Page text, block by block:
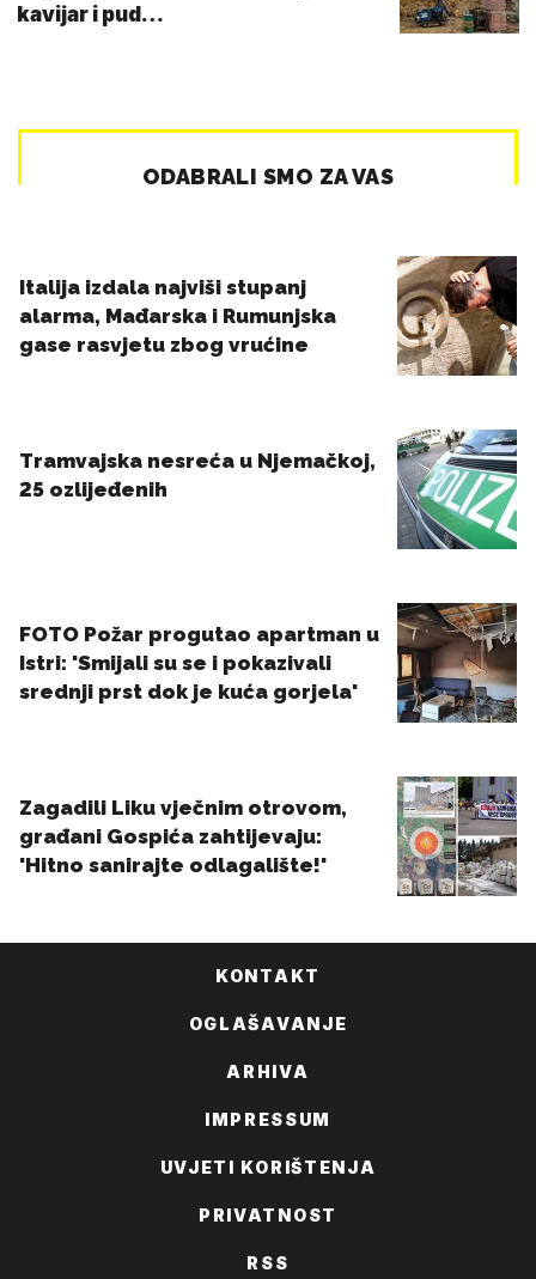
kavijar i pud…
KONTAKT
OGLAŠAVANJE
ARHIVA
IMPRESSUM
UVJETI KORIŠTENJA
PRIVATNOST
RSS